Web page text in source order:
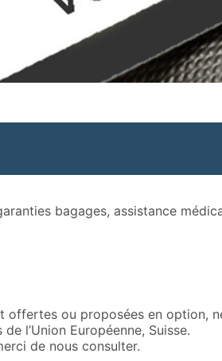
bagages, assistance
offertes ou proposées en option,
l’Union Européenne, Suisse.
de nous consulter.